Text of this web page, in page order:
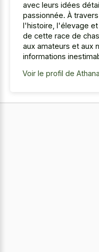
avec leurs idées
passionnée. À
l'histoire, l'élevage
de cette race de
aux amateurs et aux
informations
Voir le profil de